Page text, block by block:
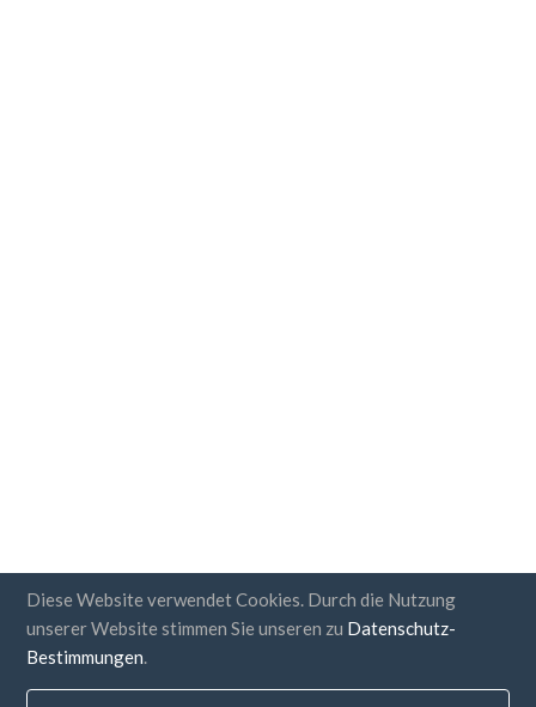
Diese Website verwendet Cookies. Durch die Nutzung
unserer Website stimmen Sie unseren zu Datenschutz-
Bestimmungen